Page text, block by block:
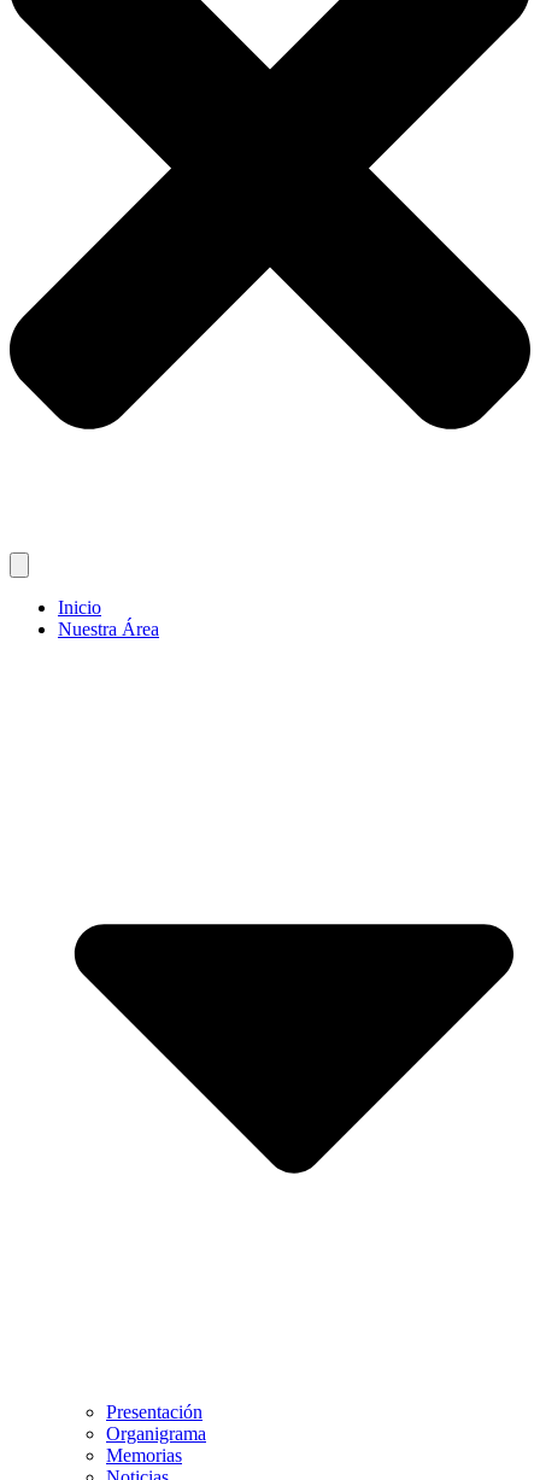
Inicio
Nuestra Área
Presentación
Organigrama
Memorias